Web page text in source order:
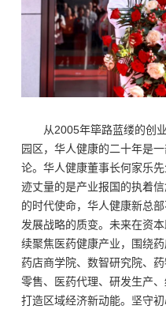
从2005年筚路蓝缕的创
园区，华人健康的二十年是
论。华人健康董事长何家乐
迹丈量的是产业报国的执着
的时代使命，华人健康新总
发展战略的质变。未来在资
续聚焦医药健康产业，围绕
药店商学院、数智研究院、
零售、医药代理、研发生产
打造区域经济新动能。坚守